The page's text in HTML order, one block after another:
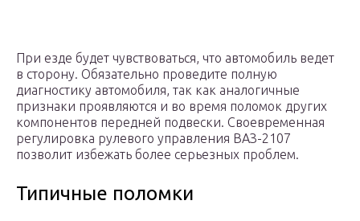
При езде будет чувствоваться, что автомобиль ведет
в сторону. Обязательно проведите полную
диагностику автомобиля, так как аналогичные
признаки проявляются и во время поломок других
компонентов передней подвески. Своевременная
регулировка рулевого управления ВАЗ-2107
позволит избежать более серьезных проблем.
Типичные поломки